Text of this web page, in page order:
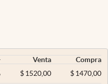
Venta
Compra
$ 1520,00 $1470,00